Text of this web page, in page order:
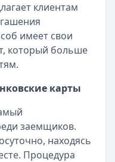
клиентам
имеет свои
который больше
карты
заемщиков.
находясь
Процедура